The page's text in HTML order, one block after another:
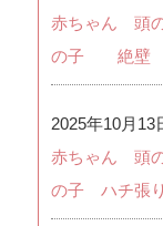
赤ちゃん 頭
の子 絶壁
2025年10月13
赤ちゃん 頭
の子 ハチ張